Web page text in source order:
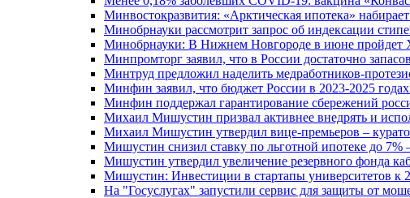
Минвостокразвития: «Арктическая ипотека»
Минобрнауки рассмотрит запрос об индексации
Минобрнауки: В Нижнем Новгороде в июне пройдет
Минпромторг заявил, что в России достаточно
Минтруд предложил наделить медработников-
Минфин заявил, что бюджет России в 2023-2025
Минфин поддержал гарантирование сбережений
Михаил Мишустин призвал активнее внедрять и
Михаил Мишустин утвердил вице-премьеров –
Мишустин снизил ставку по льготной ипотеке до 7%
Мишустин утвердил увеличение резервного фонда
Мишустин: Инвестиции в стартапы университетов к
На "Госуслугах" запустили сервис для защиты от